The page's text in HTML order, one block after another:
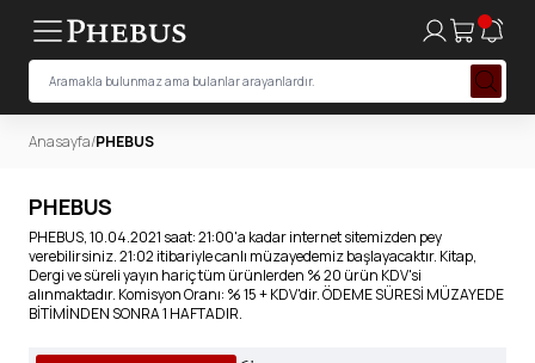
Anasayfa/PHEBUS
PHEBUS
PHEBUS, 10.04.2021 saat: 21:00'a kadar internet sitemizden pey
verebilirsiniz. 21:02 itibariyle canlı müzayedemiz başlayacaktır. Kitap,
Dergi ve süreli yayın hariç tüm ürünlerden % 20 ürün KDV'si
alınmaktadır. Komisyon Oranı: % 15 + KDV'dir. ÖDEME SÜRESİ MÜZAYEDE
BİTİMİNDEN SONRA 1 HAFTADIR.